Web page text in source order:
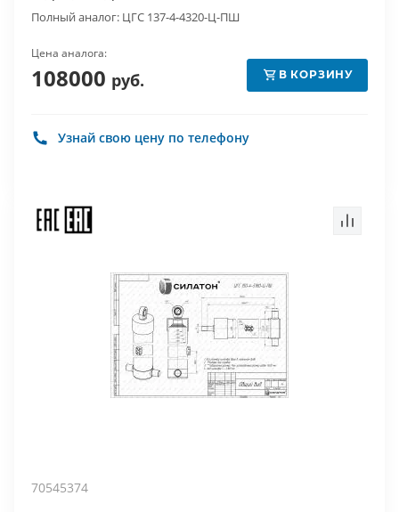
Полный аналог: ЦГС 137-4-4320-Ц-ПШ
Цена аналога:
108000 руб. В КОРЗИНУ
Узнай свою цену по телефону
70545374